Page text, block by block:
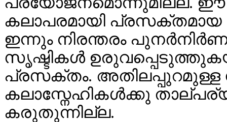
കലാപരമായി പ്രസക്തമായ
ഇന്നും നിരന്തരം
സൃഷ്ടികൾ
പ്രസക്തം. അതിലപ്പുറമുള്ള
കലാസ്നേഹികൾക്കു
കരുതുന്നില്ല.